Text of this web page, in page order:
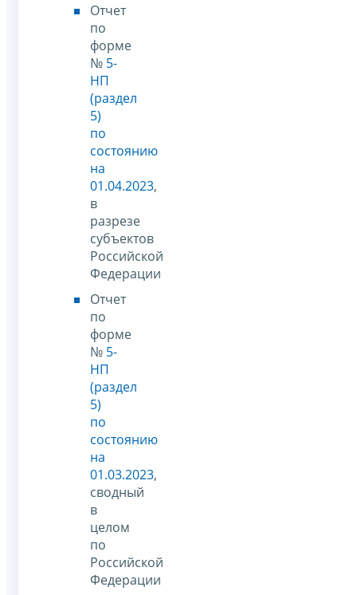
Отчет
по
форме
№ 5-
НП
(раздел
5)
по
состоянию
на
01.04.2023,
в
разрезе
субъектов
Российской
Федерации
Отчет
по
форме
№ 5-
НП
(раздел
5)
по
состоянию
на
01.03.2023,
сводный
в
целом
по
Российской
Федерации